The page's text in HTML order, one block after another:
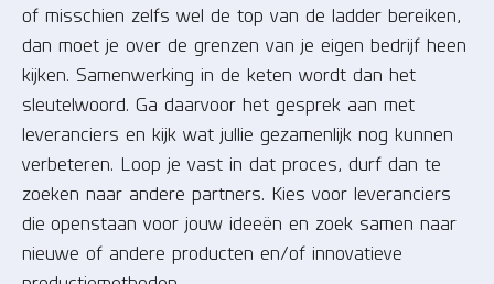
of misschien zelfs wel de top van de ladder bereiken,
dan moet je over de grenzen van je eigen bedrijf heen
kijken. Samenwerking in de keten wordt dan het
sleutelwoord. Ga daarvoor het gesprek aan met
leveranciers en kijk wat jullie gezamenlijk nog kunnen
verbeteren. Loop je vast in dat proces, durf dan te
zoeken naar andere partners. Kies voor leveranciers
die openstaan voor jouw ideeën en zoek samen naar
nieuwe of andere producten en/of innovatieve